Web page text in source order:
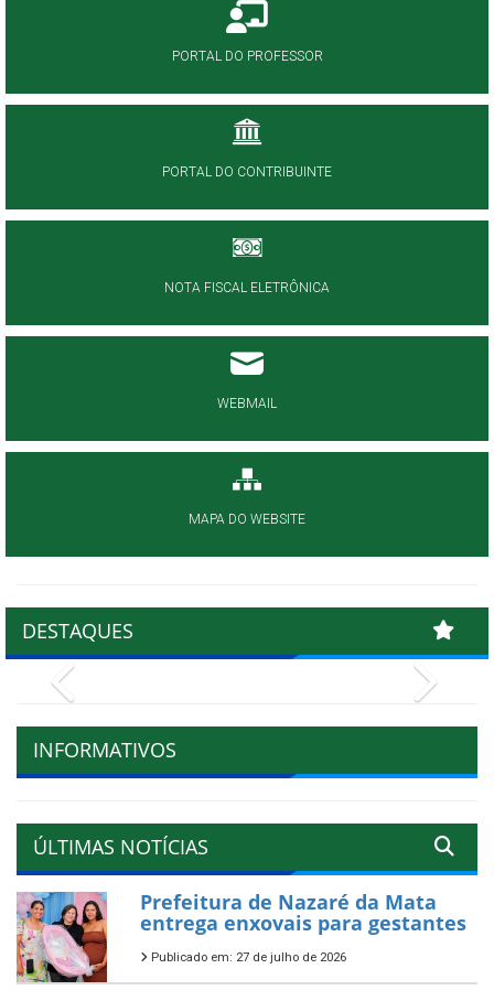
PORTAL DO PROFESSOR
PORTAL DO CONTRIBUINTE
NOTA FISCAL ELETRÔNICA
WEBMAIL
MAPA DO WEBSITE
DESTAQUES
INFORMATIVOS
ÚLTIMAS NOTÍCIAS
Prefeitura de Nazaré da Mata
entrega enxovais para gestantes
Publicado em: 27 de julho de 2026